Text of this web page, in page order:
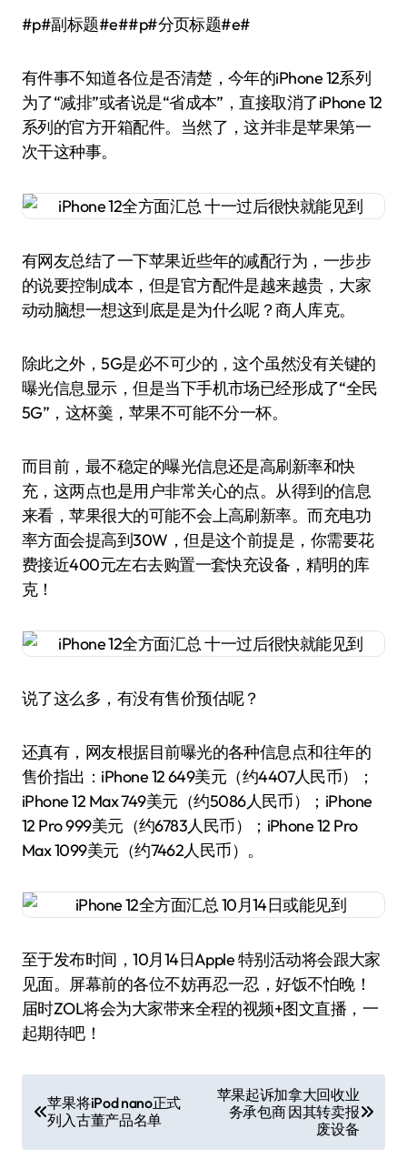
#p#副标题#e##p#分页标题#e#
有件事不知道各位是否清楚，今年的iPhone 12系列
为了“减排”或者说是“省成本”，直接取消了iPhone 12
系列的官方开箱配件。当然了，这并非是苹果第一
次干这种事。
有网友总结了一下苹果近些年的减配行为，一步步
的说要控制成本，但是官方配件是越来越贵，大家
动动脑想一想这到底是是为什么呢？商人库克。
除此之外，5G是必不可少的，这个虽然没有关键的
曝光信息显示，但是当下手机市场已经形成了“全民
5G”，这杯羹，苹果不可能不分一杯。
而目前，最不稳定的曝光信息还是高刷新率和快
充，这两点也是用户非常关心的点。从得到的信息
来看，苹果很大的可能不会上高刷新率。而充电功
率方面会提高到30W，但是这个前提是，你需要花
费接近400元左右去购置一套快充设备，精明的库
克！
说了这么多，有没有售价预估呢？
还真有，网友根据目前曝光的各种信息点和往年的
售价指出：iPhone 12 649美元（约4407人民币）；
iPhone 12 Max 749美元（约5086人民币）；iPhone
12 Pro 999美元（约6783人民币）；iPhone 12 Pro
Max 1099美元（约7462人民币）。
至于发布时间，10月14日Apple 特别活动将会跟大家
见面。屏幕前的各位不妨再忍一忍，好饭不怕晚！
届时ZOL将会为大家带来全程的视频+图文直播，一
起期待吧！
章
导
苹果将iPod nano正式
列入古董产品名单
苹果起诉加拿大回收业
务承包商 因其转卖报
废设备